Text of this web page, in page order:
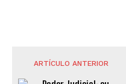
ARTÍCULO ANTERIOR